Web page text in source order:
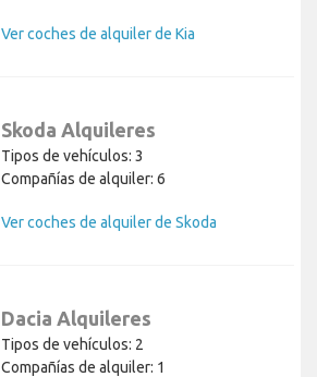
Ver coches de alquiler de Kia
Skoda Alquileres
Tipos de vehículos: 3
Compañías de alquiler: 6
Ver coches de alquiler de Skoda
Dacia Alquileres
Tipos de vehículos: 2
Compañías de alquiler: 1